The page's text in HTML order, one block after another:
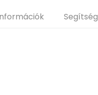
Segítség